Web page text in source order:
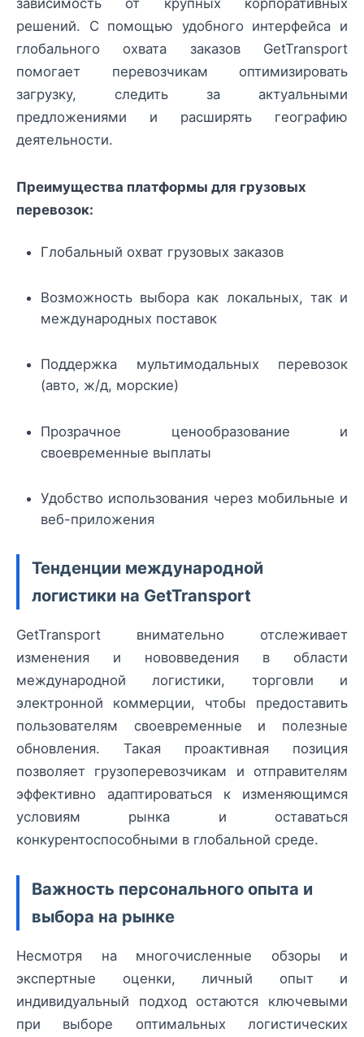
решений. С помощью удобного интерфейса и
глобального охвата заказов GetTransport
помогает перевозчикам оптимизировать
загрузку, следить за актуальными
предложениями и расширять географию
деятельности.
Преимущества платформы для грузовых
перевозок:
Глобальный охват грузовых заказов
Возможность выбора как локальных, так и
международных поставок
Поддержка мультимодальных перевозок
(авто, ж/д, морские)
Прозрачное ценообразование и
своевременные выплаты
Удобство использования через мобильные и
веб-приложения
Тенденции международной
логистики на GetTransport
GetTransport внимательно отслеживает
изменения и нововведения в области
международной логистики, торговли и
электронной коммерции, чтобы предоставить
пользователям своевременные и полезные
обновления. Такая проактивная позиция
позволяет грузоперевозчикам и отправителям
эффективно адаптироваться к изменяющимся
условиям рынка и оставаться
конкурентоспособными в глобальной среде.
Важность персонального опыта и
выбора на рынке
Несмотря на многочисленные обзоры и
экспертные оценки, личный опыт и
индивидуальный подход остаются ключевыми
при выборе оптимальных логистических